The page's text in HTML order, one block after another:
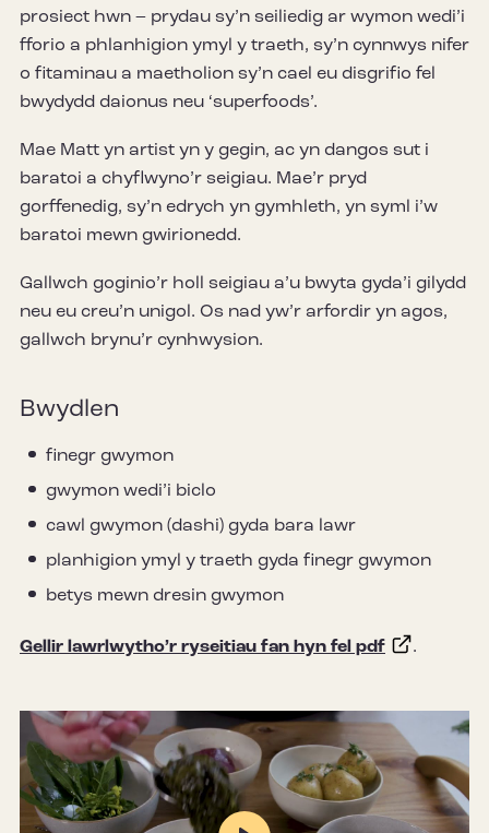
prosiect hwn – prydau sy’n seiliedig ar wymon wedi’i
fforio a phlanhigion ymyl y traeth, sy’n cynnwys nifer
o fitaminau a maetholion sy’n cael eu disgrifio fel
bwydydd daionus neu ‘superfoods’.
Mae Matt yn artist yn y gegin, ac yn dangos sut i
baratoi a chyflwyno’r seigiau. Mae’r pryd
gorffenedig, sy’n edrych yn gymhleth, yn syml i’w
baratoi mewn gwirionedd.
Gallwch goginio’r holl seigiau a’u bwyta gyda’i gilydd
neu eu creu’n unigol. Os nad yw’r arfordir yn agos,
gallwch brynu’r cynhwysion.
Bwydlen
finegr gwymon
gwymon wedi’i biclo
cawl gwymon (dashi) gyda bara lawr
planhigion ymyl y traeth gyda finegr gwymon
betys mewn dresin gwymon
Gellir lawrlwytho’r ryseitiau fan hyn fel pdf .